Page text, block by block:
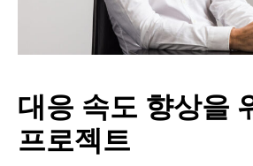
대응 속도 향상을
프로젝트